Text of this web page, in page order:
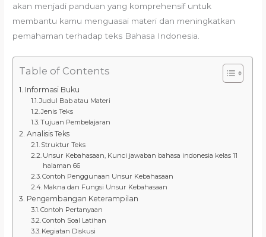
akan menjadi panduan yang komprehensif untuk
membantu kamu menguasai materi dan meningkatkan
pemahaman terhadap teks Bahasa Indonesia.
Table of Contents
Informasi Buku
Judul Bab atau Materi
Jenis Teks
Tujuan Pembelajaran
Analisis Teks
Struktur Teks
Unsur Kebahasaan, Kunci jawaban bahasa indonesia kelas 11
halaman 66
Contoh Penggunaan Unsur Kebahasaan
Makna dan Fungsi Unsur Kebahasaan
Pengembangan Keterampilan
Contoh Pertanyaan
Contoh Soal Latihan
Kegiatan Diskusi